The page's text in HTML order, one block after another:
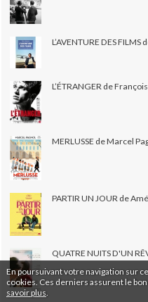
En poursuivant votre navigation sur
cookies. Ces derniers assurent le
savoir plus
L’AVENTURE DES
L’ÉTRANGER de
MERLUSSE de Marcel
PARTIR UN JOUR de
QUATRE NUITS D'UN